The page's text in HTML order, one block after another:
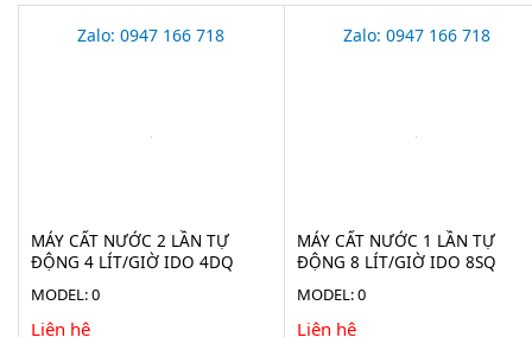
Zalo: 0947 166 718
MÁY CẤT NƯỚC 2 LẦN TỰ
ĐỘNG 4 LÍT/GIỜ IDO 4DQ
MODEL: 0
Liên hệ
Zalo: 0947 166 718
MÁY CẤT NƯỚC 1 LẦN TỰ
ĐỘNG 8 LÍT/GIỜ IDO 8SQ
MODEL: 0
Liên hệ